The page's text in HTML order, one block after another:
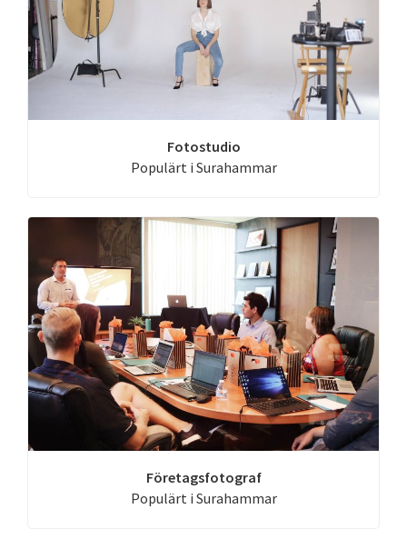
Fotostudio
Populärt i Surahammar
Företagsfotograf
Populärt i Surahammar